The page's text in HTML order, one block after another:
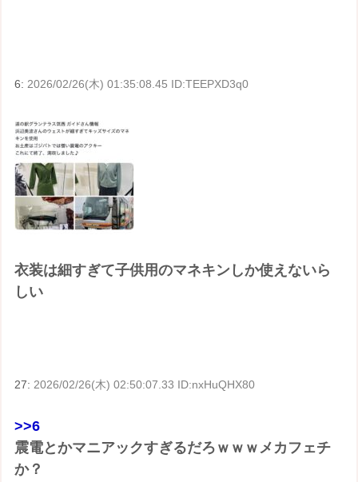
6: 2026/02/26(木) 01:35:08.45 ID:TEEPXD3q0
衣装は細すぎて子供用のマネキンしか使えないら
しい
27:2026/02/26(木) 02:50:07.33 ID:nxHuQHX80
>>6
震電とかマニアックすぎるだろｗｗｗメカフェチ
か？